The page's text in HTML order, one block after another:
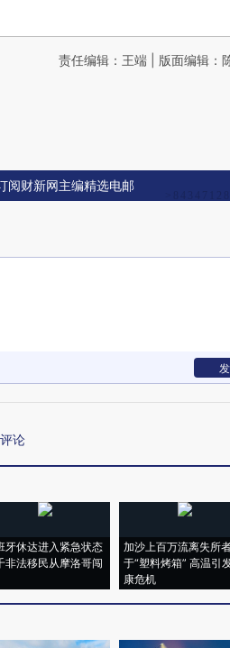
责任编辑：王端 | 版面编辑：
阅财新网主编精选电邮
论
牙休达进入紧急状态
非法移民从摩洛哥闯
加沙上百万流离失所
于“塑料烤箱” 高温引
康危机